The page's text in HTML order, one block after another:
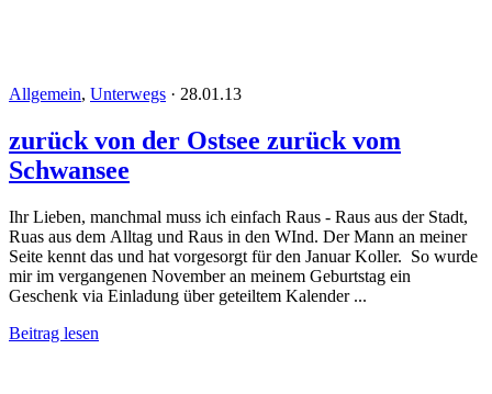
Allgemein, Unterwegs · 28.01.13
zurück von der Ostsee zurück vom
Schwansee
Ihr Lieben, manchmal muss ich einfach Raus - Raus aus der Stadt,
Ruas aus dem Alltag und Raus in den WInd. Der Mann an meiner
Seite kennt das und hat vorgesorgt für den Januar Koller. So wurde
mir im vergangenen November an meinem Geburtstag ein
Geschenk via Einladung über geteiltem Kalender ...
Beitrag lesen